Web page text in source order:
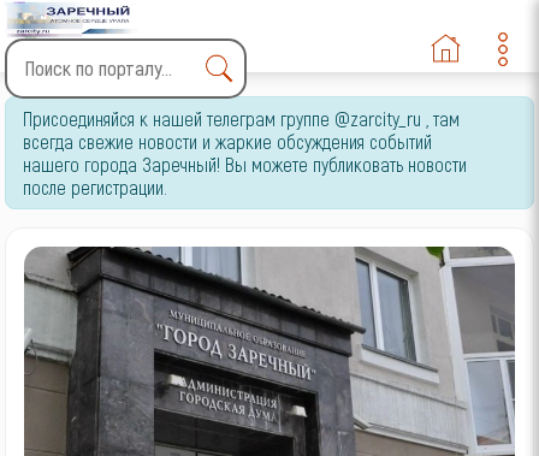
Type 2 or more characters
for results.
Присоединяйся к нашей телеграм группе @zarcity_ru , там
всегда свежие новости и жаркие обсуждения событий
нашего города Заречный! Вы можете публиковать новости
после регистрации.